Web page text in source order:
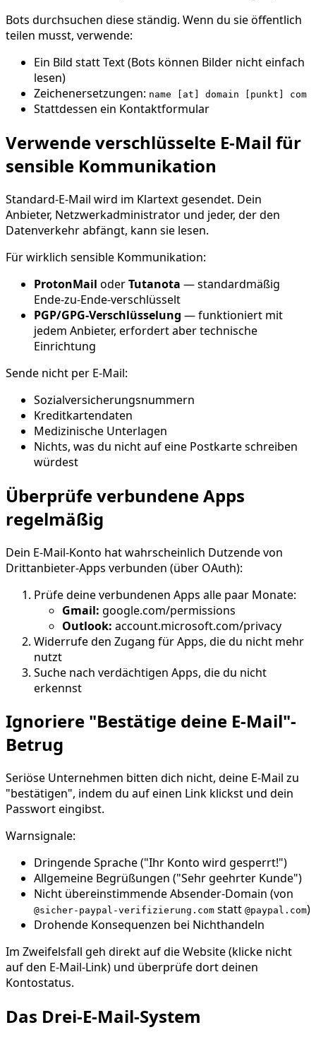
Bots durchsuchen diese ständig. Wenn du sie öffentlich
teilen musst, verwende:
Ein Bild statt Text (Bots können Bilder nicht einfach
lesen)
Zeichenersetzungen: name [at] domain [punkt] com
Stattdessen ein Kontaktformular
Verwende verschlüsselte E-Mail für
sensible Kommunikation
Standard-E-Mail wird im Klartext gesendet. Dein
Anbieter, Netzwerkadministrator und jeder, der den
Datenverkehr abfängt, kann sie lesen.
Für wirklich sensible Kommunikation:
ProtonMail oderTutanota — standardmäßig
Ende-zu-Ende-verschlüsselt
PGP/GPG-Verschlüsselung — funktioniert mit
jedem Anbieter, erfordert aber technische
Einrichtung
Sende nicht per E-Mail:
Sozialversicherungsnummern
Kreditkartendaten
Medizinische Unterlagen
Nichts, was du nicht auf eine Postkarte schreiben
würdest
Überprüfe verbundene Apps
regelmäßig
Dein E-Mail-Konto hat wahrscheinlich Dutzende von
Drittanbieter-Apps verbunden (über OAuth):
Prüfe deine verbundenen Apps alle paar Monate:
Gmail: google.com/permissions
Outlook: account.microsoft.com/privacy
Widerrufe den Zugang für Apps, die du nicht mehr
nutzt
Suche nach verdächtigen Apps, die du nicht
erkennst
Ignoriere "Bestätige deine E-Mail"-
Betrug
Seriöse Unternehmen bitten dich nicht, deine E-Mail zu
"bestätigen", indem du auf einen Link klickst und dein
Passwort eingibst.
Warnsignale:
Dringende Sprache ("Ihr Konto wird gesperrt!")
Allgemeine Begrüßungen ("Sehr geehrter Kunde")
Nicht übereinstimmende Absender-Domain (von
@sicher-paypal-verifizierung.com statt @paypal.com)
Drohende Konsequenzen bei Nichthandeln
Im Zweifelsfall geh direkt auf die Website (klicke nicht
auf den E-Mail-Link) und überprüfe dort deinen
Kontostatus.
Das Drei-E-Mail-System